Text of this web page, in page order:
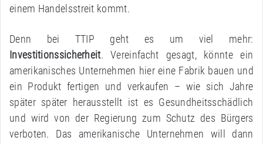
einem Handelsstreit kommt.
Denn bei TTIP geht es um viel mehr:
Investitionssicherheit. Vereinfacht gesagt, könnte ein
amerikanisches Unternehmen hier eine Fabrik bauen und
ein Produkt fertigen und verkaufen – wie sich Jahre
später später herausstellt ist es Gesundheitsschädlich
und wird von der Regierung zum Schutz des Bürgers
verboten. Das amerikanische Unternehmen will dann